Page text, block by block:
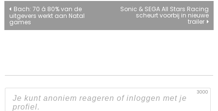
Bericht
navigatie
Bach: 70 á 80% van de
uitgevers werkt aan Natal
games
Sonic & SEGA All Stars Racing
scheurt voorbij in nieuwe
trailer
3000